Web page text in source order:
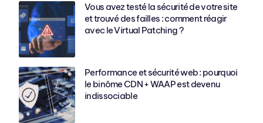
Vous avez testé la sécurité de votre site
et trouvé des failles : comment réagir
avec le Virtual Patching ?
Performance et sécurité web : pourquoi
le binôme CDN + WAAP est devenu
indissociable